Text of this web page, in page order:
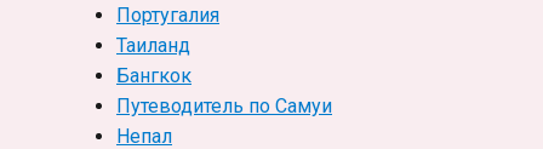
Португалия
Таиланд
Бангкок
Путеводитель по Самуи
Непал